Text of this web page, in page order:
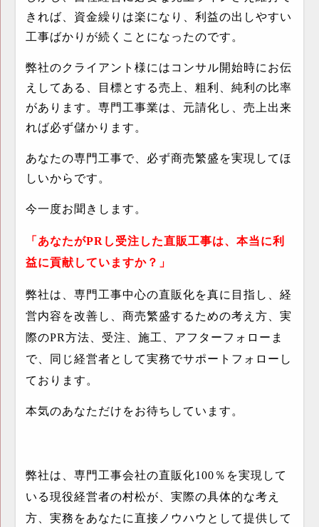
きれば、資金繰りは楽になり、利益の出しやすい
工事ばかりが続くことになったのです。
弊社のクライアント様にはコンサル開始時にお伝
えしてある、目標とする売上、粗利、純利の比率
があります。専門工事業は、元請化し、売上出来
れば必ず儲かります。
あなたの専門工事で、必ず商売繁盛を実現してほ
しいからです。
今一度お聞きします。
「あなたがPR し受注した直販工事は、本当に利
益に貢献していますか？」
弊社は、専門工事中心の直販化を真に目指し、経
営内容を改善し、商売繁盛するための考え方、実
際のPR方法、受注、施工、アフターフォローま
で、同じ経営者として実務でサポートフォローし
ております。
本気のあなただけをお待ちしています。
弊社は、専門工事会社の直販化100 ％を実現して
いる現役経営者の村松が、実際の具体的な考え
方、実務をあなたに直接ノウハウとして提供して